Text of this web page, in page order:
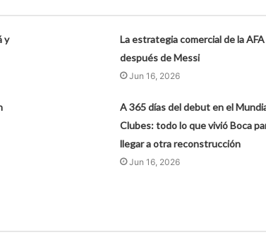
y
La estrategia comercial de la AFA
después de Messi
Jun 16, 2026
A 365 días del debut en el
Clubes: todo lo que vivió Boca
llegar a otra reconstrucción
Jun 16, 2026